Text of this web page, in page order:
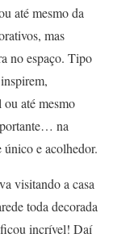
até mesmo da
mas
no espaço. Tipo
até mesmo
na
e acolhedor.
visitando a casa
toda decorada
ficou incrível! Daí